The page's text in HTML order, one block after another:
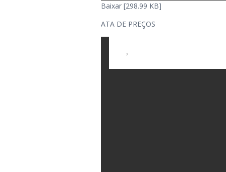
Baixar [298.99 KB]
ATA DE PREÇOS